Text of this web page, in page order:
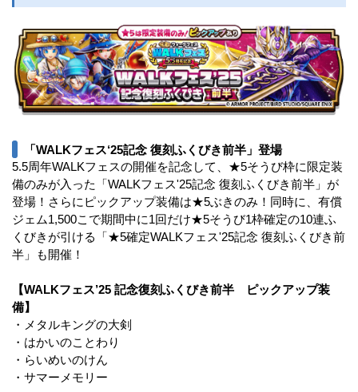
「WALKフェス‘25記念 復刻ふくびき前半」登場
5.5周年WALKフェスの開催を記念して、★5そうび枠に限定装
備のみが入った「WALKフェス'25記念 復刻ふくびき前半」が
登場！さらにピックアップ装備は★5ぶきのみ！同時に、有償
ジェム1,500こで期間中に1回だけ★5そうび1枠確定の10連ふ
くびきが引ける「★5確定WALKフェス'25記念 復刻ふくびき前
半」も開催！
【WALKフェス’25 記念復刻ふくびき前半 ピックアップ装
備】
・メタルキングの大剣
・はかいのことわり
・らいめいのけん
・サマーメモリー